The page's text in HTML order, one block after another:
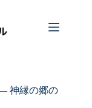
神縁の郷の